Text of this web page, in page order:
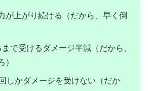
が上がり続ける（だから、早く倒
で受けるダメージ半減（だから、
）
しかダメージを受けない（だか